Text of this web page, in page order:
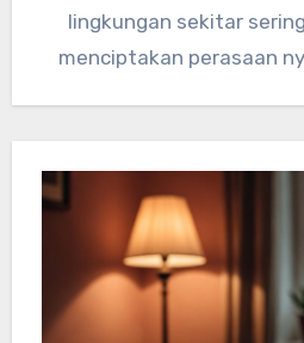
lingkungan sekitar
menciptakan perasaan